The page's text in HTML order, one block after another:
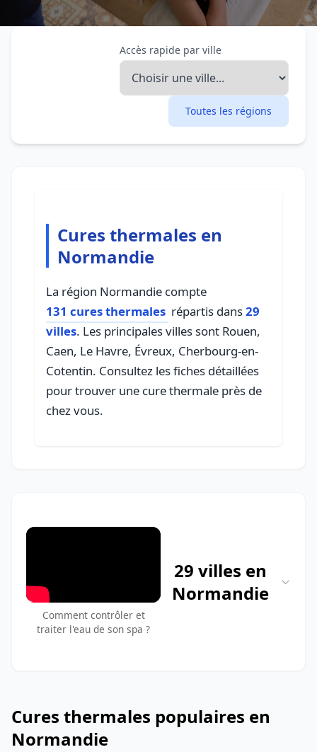
Accès rapide par ville
Toutes les régions
Cures thermales en
Normandie
La région Normandie compte
131 cures thermales répartis dans29
villes. Les principales villes sont Rouen,
Caen, Le Havre, Évreux, Cherbourg-en-
Cotentin. Consultez les fiches détaillées
pour trouver une cure thermale près de
chez vous.
Comment contrôler et
traiter l'eau de son spa ?
29 villes en
Normandie
Cures thermales populaires en
Normandie